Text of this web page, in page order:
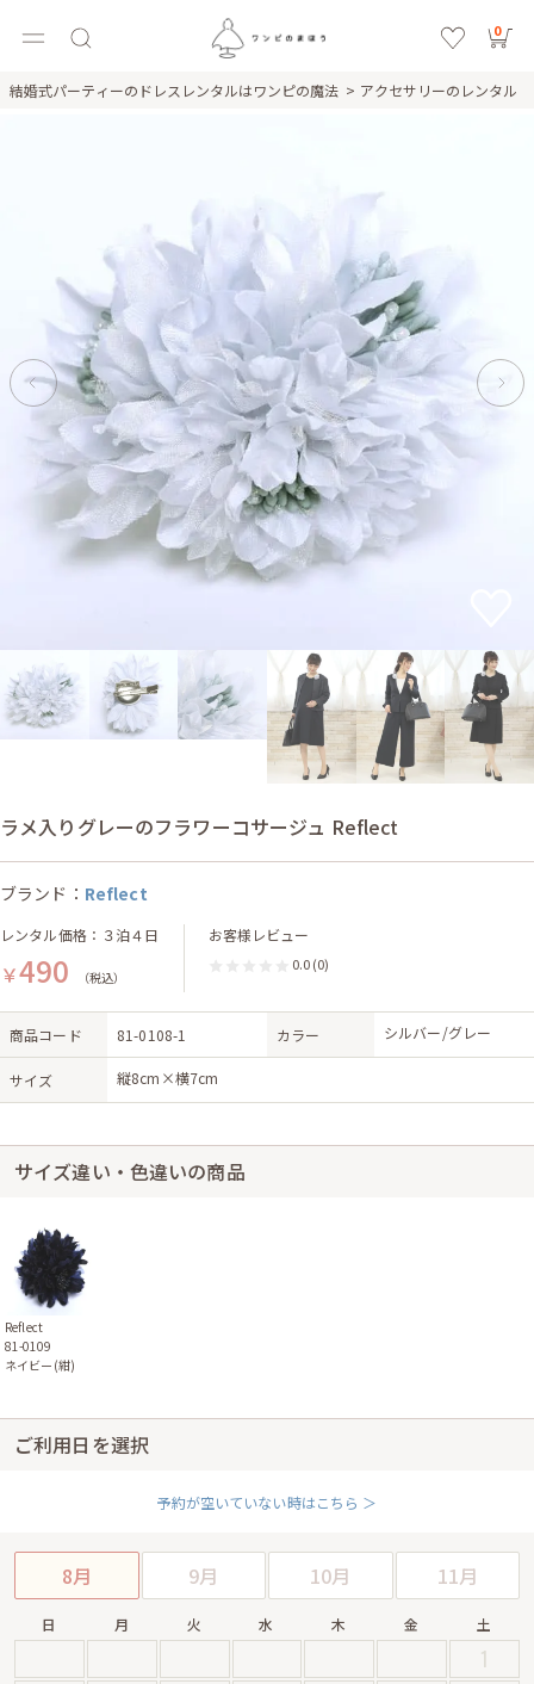
0
結婚式パーティーのドレスレンタルはワンピの魔法 アクセサリーのレンタル
ラメ入りグレーのフラワーコサージュ Reflect
ブランド： Reflect
レンタル価格：３泊４日
￥490 （税込）
お客様レビュー
0.0 (0)
商品コード 81-0108-1 カラー シルバー/グレー
サイズ 縦8cm×横7cm
サイズ違い・色違いの商品
Reflect
81-0109
ネイビー(紺)
ご利用日を選択
予約が空いていない時はこちら ＞
8月 9月 10月 11月
日 月 火 水 木 金 土
1